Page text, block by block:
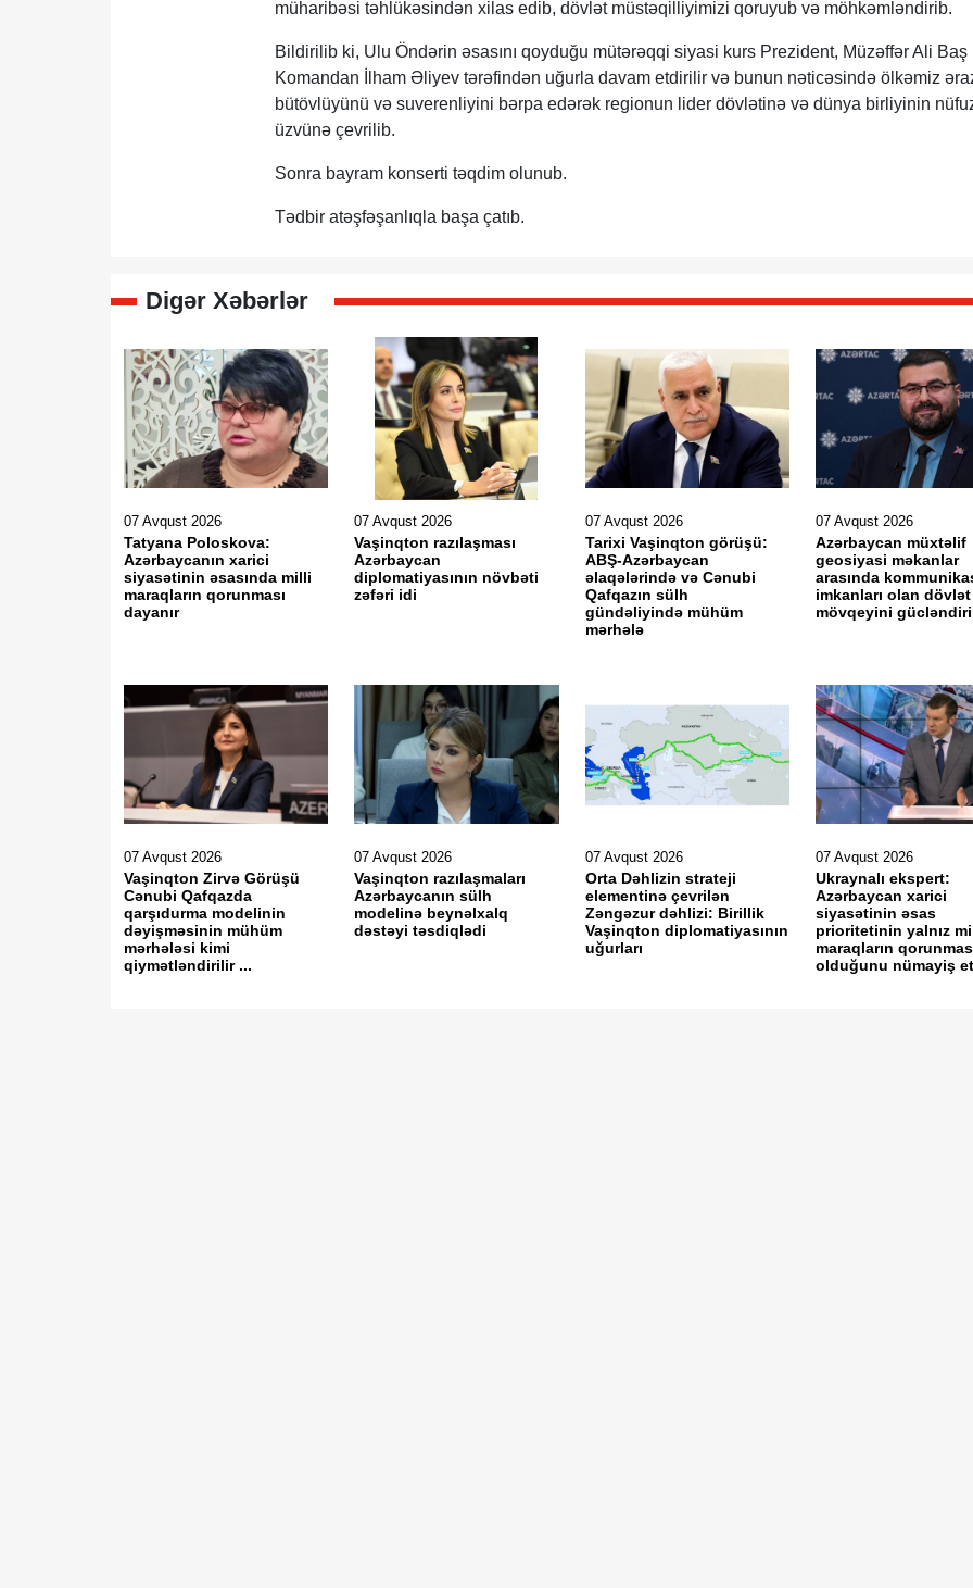
müharibəsi təhlükəsindən xilas edib, dövlət müstəqilliyimizi qoruyub və möhkəmləndirib.
Bildirilib ki, Ulu Öndərin əsasını qoyduğu mütərəqqi siyasi kurs Prezident, Müzəffər Ali Baş
Komandan İlham Əliyev tərəfindən uğurla davam etdirilir və bunun nəticəsində ölkəmiz
bütövlüyünü və suverenliyini bərpa edərək regionun lider dövlətinə və dünya birliyinin
üzvünə çevrilib.
Sonra bayram konserti təqdim olunub.
Tədbir atəşfəşanlıqla başa çatıb.
Digər Xəbərlər
07 Avqust 2026
Tatyana Poloskova:
Azərbaycanın xarici
siyasətinin əsasında milli
maraqların qorunması
dayanır
07 Avqust 2026
Vaşinqton razılaşması
Azərbaycan
diplomatiyasının növbəti
zəfəri idi
07 Avqust 2026
Tarixi Vaşinqton görüşü:
ABŞ-Azərbaycan
əlaqələrində və Cənubi
Qafqazın sülh
gündəliyində mühüm
mərhələ
07 Avqust 2026
Azərbaycan müxtəlif
geosiyasi məkanlar
arasında
imkanları olan dövlət
mövqeyini
07 Avqust 2026
Vaşinqton Zirvə Görüşü
Cənubi Qafqazda
qarşıdurma modelinin
dəyişməsinin mühüm
mərhələsi kimi
qiymətləndirilir ...
07 Avqust 2026
Vaşinqton razılaşmaları
Azərbaycanın sülh
modelinə beynəlxalq
dəstəyi təsdiqlədi
07 Avqust 2026
Orta Dəhlizin strateji
elementinə çevrilən
Zəngəzur dəhlizi: Birillik
Vaşinqton diplomatiyasının
uğurları
07 Avqust 2026
Ukraynalı ekspert:
Azərbaycan xarici
siyasətinin əsas
prioritetinin yalnız
maraqların
olduğunu nümayiş